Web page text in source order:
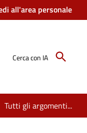
all'area personale
Cerca con IA
Tutti gli argomenti...